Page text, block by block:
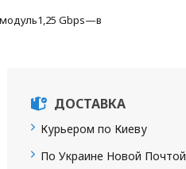
модуль1,25 Gbps—в
ДОСТАВКА
Курьером по Киеву
По Украине Новой Почтой